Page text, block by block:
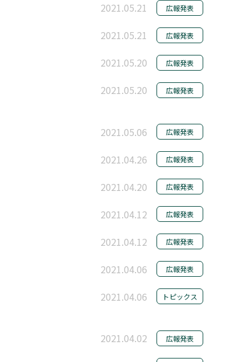
2021.05.21
広報発表
2021.05.21
広報発表
2021.05.20
広報発表
2021.05.20
広報発表
2021.05.06
広報発表
2021.04.26
広報発表
2021.04.20
広報発表
2021.04.12
広報発表
2021.04.12
広報発表
2021.04.06
広報発表
2021.04.06
トピックス
2021.04.02
広報発表